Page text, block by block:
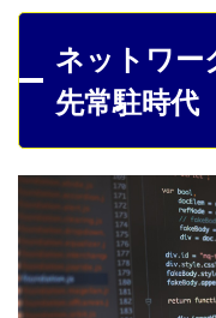
ネットワー
先常駐時代